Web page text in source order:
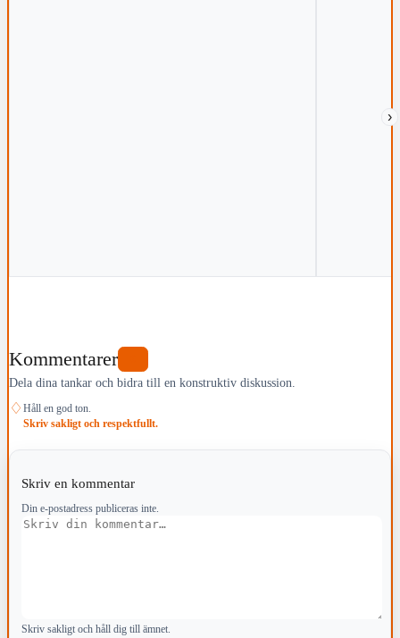
›
Kommentarer
Dela dina tankar och bidra till en konstruktiv diskussion.
♢ Håll en god ton.
Skriv sakligt och respektfullt.
Skriv en kommentar
Din e-postadress publiceras inte.
Kommentar
Skriv sakligt och håll dig till ämnet.